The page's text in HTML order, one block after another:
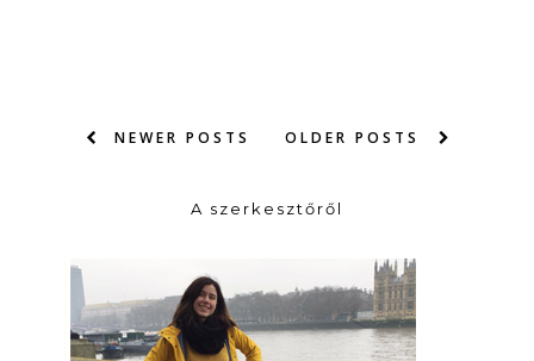
NEWER POSTS OLDER POSTS
A szerkesztőről